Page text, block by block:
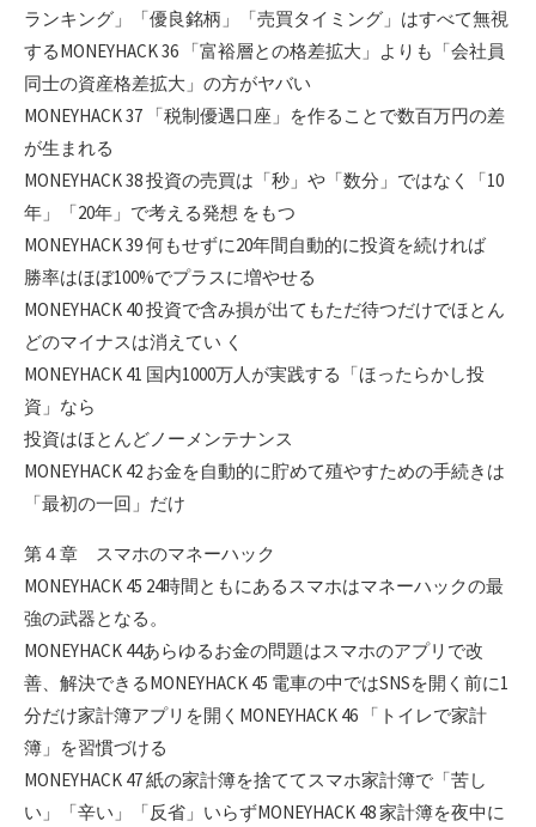
ランキング」「優良銘柄」「売買タイミング」はすべて無視
するMONEYHACK 36 「富裕層との格差拡大」よりも「会社員
同士の資産格差拡大」の方がヤバい
MONEYHACK 37 「税制優遇口座」を作ることで数百万円の差
が生まれる
MONEYHACK 38 投資の売買は「秒」や「数分」ではなく「10
年」「20年」で考える発想 をもつ
MONEYHACK 39 何もせずに20年間自動的に投資を続ければ
勝率はほぼ100%でプラスに増やせる
MONEYHACK 40 投資で含み損が出てもただ待つだけでほとん
どのマイナスは消えてい く
MONEYHACK 41 国内1000万人が実践する「ほったらかし投
資」なら
投資はほとんどノーメンテナンス
MONEYHACK 42 お金を自動的に貯めて殖やすための手続きは
「最初の一回」だけ
第４章 スマホのマネーハック
MONEYHACK 45 24時間ともにあるスマホはマネーハックの最
強の武器となる。
MONEYHACK 44あらゆるお金の問題はスマホのアプリで改
善、解決できるMONEYHACK 45 電車の中ではSNSを開く前に1
分だけ家計簿アプリを開くMONEYHACK 46 「トイレで家計
簿」を習慣づける
MONEYHACK 47 紙の家計簿を捨ててスマホ家計簿で「苦し
い」「辛い」「反省」いらずMONEYHACK 48 家計簿を夜中に